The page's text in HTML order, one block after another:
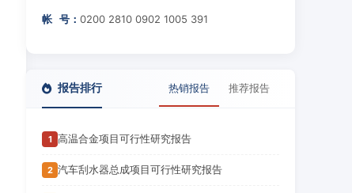
帐 号： 0200 2810 0902 1005 391
报告排行 热销报告 推荐报告
1 高温合金项目可行性研究报告
2 汽车刮水器总成项目可行性研究报告